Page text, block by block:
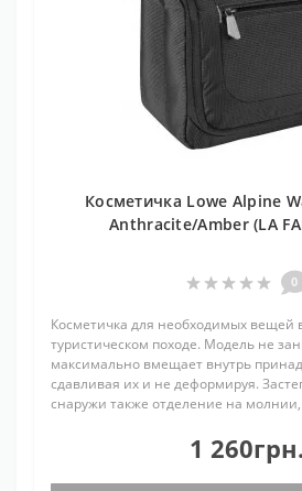
Косметичка Lowe Alpine
Anthracite/Amber (LA
0
Косметичка для необходимых вещей
туристическом походе. Модель не
максимально вмещает внутрь
сдавливая их и не деформируя.
снаружи также отделение на молнии,
1 260грн.